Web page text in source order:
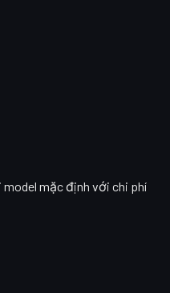
model mặc định với chi phí